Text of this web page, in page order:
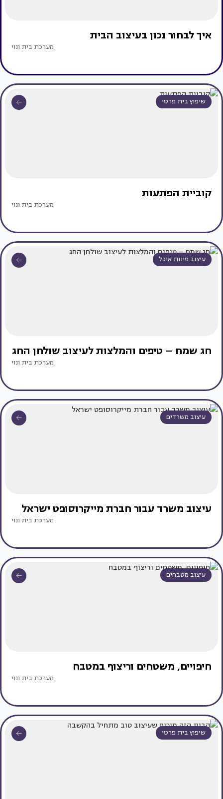
איך לבחור נכון בעיצוב הבית
מערכת בית ונוי
שיפוץ בית פרטי
קוביית הפתעות
מערכת בית ונוי
עיצוב פינות אוכל
חג שמח – טיפים והמלצות לעיצוב שולחן החג
מערכת בית ונוי
עיצוב משרדים
עיצוב משרד עבור חברת מייקרוסופט ישראל
מערכת בית ונוי
עיצוב מטבחים
חיפויים, משטחים וריצוף במטבח
מערכת בית ונוי
שיפוץ בית פרטי